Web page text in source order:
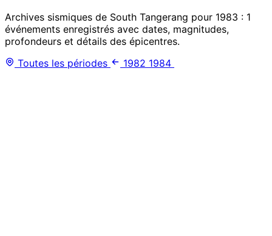
Archives sismiques de South Tangerang pour 1983 : 1
événements enregistrés avec dates, magnitudes,
profondeurs et détails des épicentres.
Toutes les périodes
1982 1984